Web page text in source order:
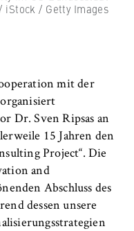
iStock / Getty Images
mit der
Dr. Sven Ripsas an
15 Jahren den
Project“. Die
and
Abschluss des
dessen unsere
des
aktuellen
dass das
Aufruf
wird.